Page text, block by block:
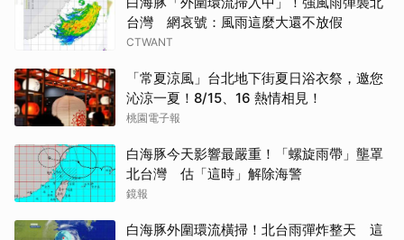
台灣 網哀號：風雨這麼大還不放假
CTWANT
「常夏涼風」台北地下街夏日浴衣祭，邀您
沁涼一夏！8/15、16 熱情相見！
桃園電子報
白海豚今天影響最嚴重！「螺旋雨帶」壟罩
北台灣 估「這時」解除海警
鏡報
白海豚外圍環流橫掃！北台雨彈炸整天 這